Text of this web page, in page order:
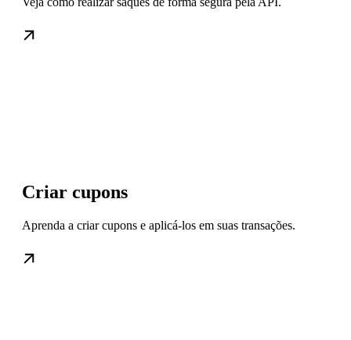
Criar cupons
Aprenda a criar cupons e aplicá-los em suas transações.